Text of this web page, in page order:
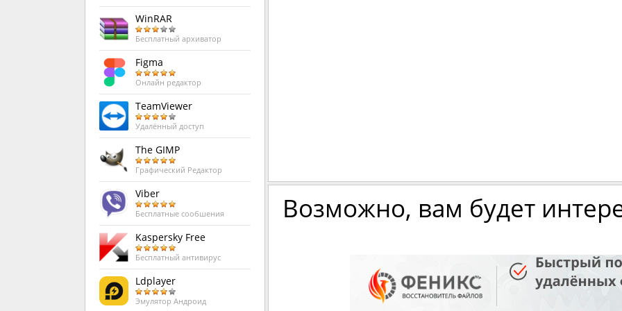
Возможно, вам будет
WinRAR
Бесплатный архиватор
Figma
Онлайн редактор
TeamViewer
Удалённый доступ
The GIMP
Графический Редактор
Viber
Бесплатные сообшения
Kaspersky Free
Бесплатный антивирус
Ldplayer
Эмулятор Андроид